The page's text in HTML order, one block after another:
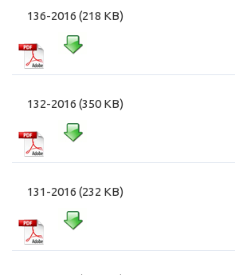
136-2016 (218 KB)
132-2016 (350 KB)
131-2016 (232 KB)